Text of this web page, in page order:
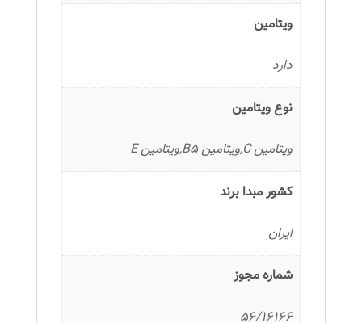
ویتامین
دارد
نوع ویتامین
ویتامین C,ویتامین B5,ویتامین E
کشور مبدا برند
ایران
شماره مجوز
56/16166